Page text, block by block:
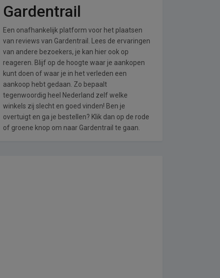
Gardentrail
Een onafhankelijk platform voor het plaatsen
van reviews van Gardentrail. Lees de ervaringen
van andere bezoekers, je kan hier ook op
reageren. Blijf op de hoogte waar je aankopen
kunt doen of waar je in het verleden een
aankoop hebt gedaan. Zo bepaalt
tegenwoordig heel Nederland zelf welke
winkels zij slecht en goed vinden! Ben je
overtuigt en ga je bestellen? Klik dan op de rode
of groene knop om naar Gardentrail te gaan.